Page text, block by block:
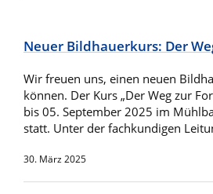
Neuer Bildhauerkurs: Der
Wir freuen uns, einen neuen
können. Der Kurs „Der Weg zur
bis 05. September 2025 im
statt. Unter der fachkundigen
30. März 2025